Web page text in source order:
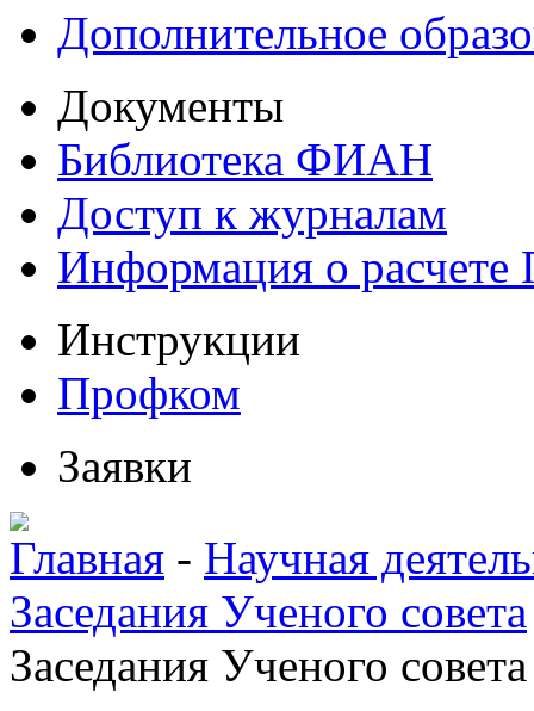
Дополнительное
Документы
Библиотека ФИАН
Доступ к журналам
Информация о
Инструкции
Профком
Заявки
Главная - Научная
Заседания Ученого совета
Заседания Ученого